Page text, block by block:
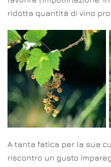
ridotta quantità di vino
A tanta fatica per la sua
riscontro un gusto